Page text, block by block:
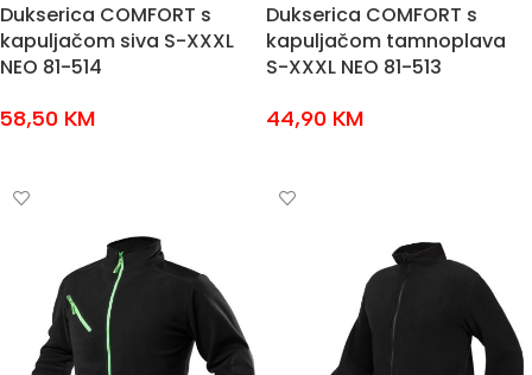
Dukserica COMFORT s
kapuljačom siva S-XXXL
NEO 81-514
58,50 KM
Dukserica COMFORT s
kapuljačom tamnoplava
S-XXXL NEO 81-513
44,90 KM